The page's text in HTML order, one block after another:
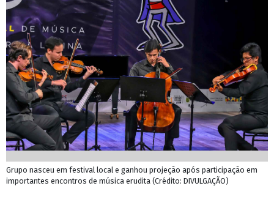
Grupo nasceu em festival local e ganhou projeção após participação em
importantes encontros de música erudita (Crédito: DIVULGAÇÃO)